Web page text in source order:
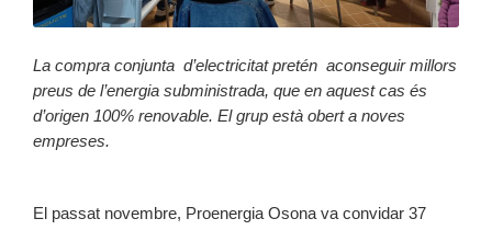
La compra conjunta d’electricitat pretén aconseguir millors
preus de l’energia subministrada, que en aquest cas és
d’origen 100% renovable. El grup està obert a noves
empreses.
El passat novembre, Proenergia Osona va convidar 37